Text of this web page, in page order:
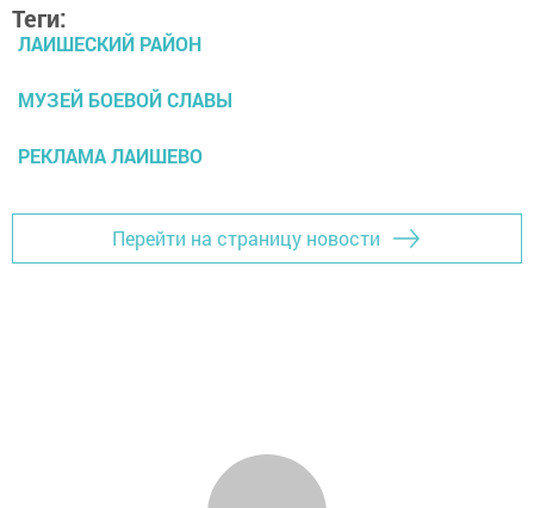
Теги:
ЛАИШЕСКИЙ РАЙОН
МУЗЕЙ БОЕВОЙ СЛАВЫ
РЕКЛАМА ЛАИШЕВО
Перейти на страницу новости